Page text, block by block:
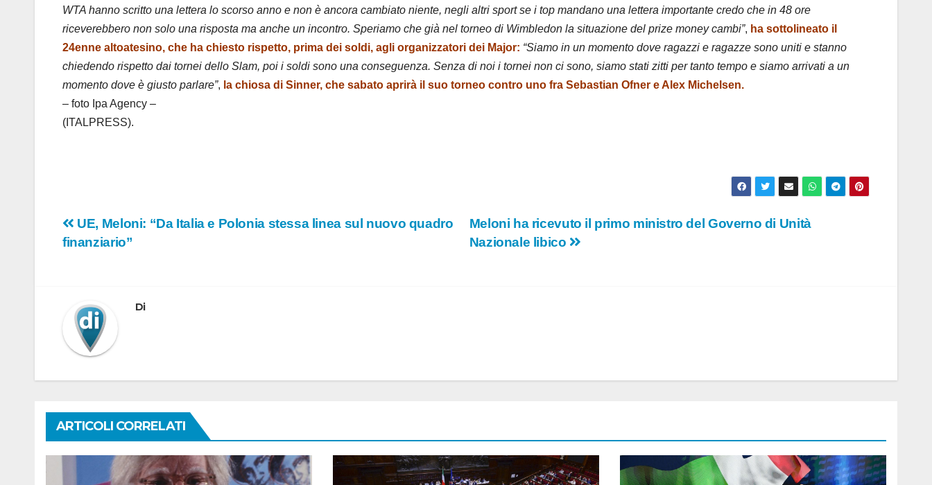
WTA hanno scritto una lettera lo scorso anno e non è ancora cambiato niente, negli altri sport se i top mandano una lettera importante credo che in 48 ore
riceverebbero non solo una risposta ma anche un incontro. Speriamo che già nel torneo di Wimbledon la situazione del prize money cambi”, ha sottolineato il
24enne altoatesino, che ha chiesto rispetto, prima dei soldi, agli organizzatori dei Major: “Siamo in un momento dove ragazzi e ragazze sono uniti e stanno
chiedendo rispetto dai tornei dello Slam, poi i soldi sono una conseguenza. Senza di noi i tornei non ci sono, siamo stati zitti per tanto tempo e siamo arrivati a un
momento dove è giusto parlare”, la chiosa di Sinner, che sabato aprirà il suo torneo contro uno fra Sebastian Ofner e Alex Michelsen.
– foto Ipa Agency –
(ITALPRESS).
Navigazione
Meloni ha ricevuto il primo ministro del Governo di Unità
Nazionale libico
UE, Meloni: “Da Italia e Polonia stessa linea sul nuovo quadro
finanziario”
Di
ARTICOLI CORRELATI